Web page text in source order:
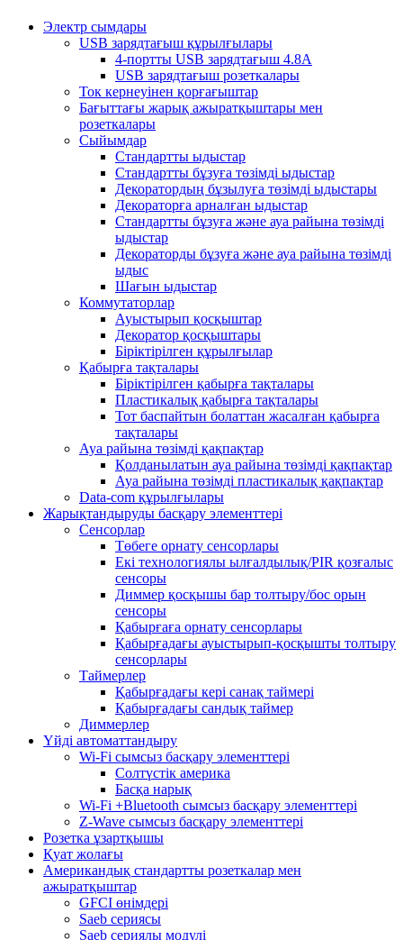
Электр сымдары
USB зарядтағыш құрылғылары
4-портты USB зарядтағыш 4.8A
USB зарядтағыш розеткалары
Ток кернеуінен қорғағыштар
Бағыттағы жарық ажыратқыштары мен
розеткалары
Сыйымдар
Стандартты ыдыстар
Стандартты бұзуға төзімді ыдыстар
Декоратордың бұзылуға төзімді ыдыстары
Декораторға арналған ыдыстар
Стандартты бұзуға және ауа райына төзімді
ыдыстар
Декораторды бұзуға және ауа райына төзімді
ыдыс
Шағын ыдыстар
Коммутаторлар
Ауыстырып қосқыштар
Декоратор қосқыштары
Біріктірілген құрылғылар
Қабырға тақталары
Біріктірілген қабырға тақталары
Пластикалық қабырға тақталары
Тот баспайтын болаттан жасалған қабырға
тақталары
Ауа райына төзімді қақпақтар
Қолданылатын ауа райына төзімді қақпақтар
Ауа райына төзімді пластикалық қақпақтар
Data-com құрылғылары
Жарықтандыруды басқару элементтері
Сенсорлар
Төбеге орнату сенсорлары
Екі технологиялы ылғалдылық/PIR қозғалыс
сенсоры
Диммер қосқышы бар толтыру/бос орын
сенсоры
Қабырғаға орнату сенсорлары
Қабырғадағы ауыстырып-қосқышты толтыру
сенсорлары
Таймерлер
Қабырғадағы кері санақ таймері
Қабырғадағы сандық таймер
Диммерлер
Үйді автоматтандыру
Wi-Fi сымсыз басқару элементтері
Солтүстік америка
Басқа нарық
Wi-Fi +Bluetooth сымсыз басқару элементтері
Z-Wave сымсыз басқару элементтері
Розетка ұзартқышы
Қуат жолағы
Американдық стандартты розеткалар мен
ажыратқыштар
GFCI өнімдері
Saeb сериясы
Saeb сериялы модулі